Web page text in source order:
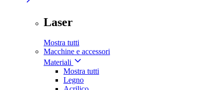
Laser
Mostra tutti
Macchine e accessori
Materiali
Mostra tutti
Legno